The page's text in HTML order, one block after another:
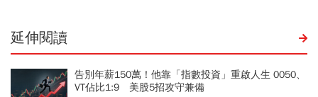
延伸閱讀
告別年薪150萬！他靠「指數投資」重啟人生 0050、
VT佔比1:9 美股5招攻守兼備